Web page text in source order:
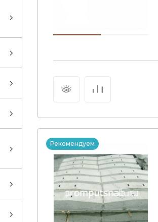
Рекомендуем